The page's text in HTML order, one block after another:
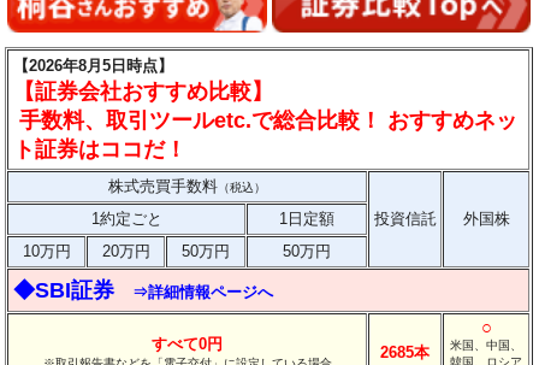
【2026年8月5日時点】
【証券会社おすすめ比較】
手数料、取引ツールetc.で総合比較！ おすすめネッ
ト証券はココだ！
株式売買手数料 （税込）
投資信託 外国株
1約定ごと
1日定額
10万円
20万円 50万円 50万円
◆SBI証券 ⇒詳細情報ページへ
すべて0円 2685本
○
米国、中国、